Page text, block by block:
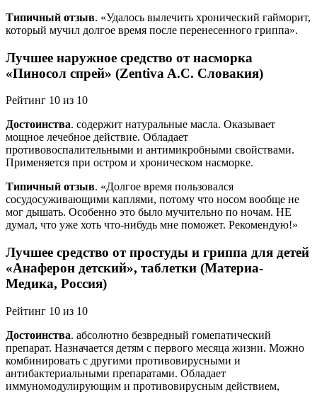
Типичный отзыв. «Удалось вылечить хронический гайморит,
который мучил долгое время после перенесенного гриппа».
Лучшее наружное средство от насморка
«Пиносол спрей» (Zentiva A.C. Словакия)
Рейтинг 10 из 10
Достоинства. содержит натуральные масла. Оказывает
мощное лечебное действие. Обладает
противовоспалительными и антимикробными свойствами.
Применяется при остром и хроническом насморке.
Типичный отзыв. «Долгое время пользовался
сосудосуживающими каплями, потому что носом вообще не
мог дышать. Особенно это было мучительно по ночам. НЕ
думал, что уже хоть что-нибудь мне поможет. Рекомендую!»
Лучшее средство от простуды и гриппа для детей
«Анаферон детский», таблетки (Материа-
Медика, Россия)
Рейтинг 10 из 10
Достоинства. абсолютно безвредный гомепатический
препарат. Назначается детям с первого месяца жизни. Можно
комбинировать с другими противовирусными и
антибактериальными препаратами. Обладает
иммуномодулирующим и противовирусным действием,